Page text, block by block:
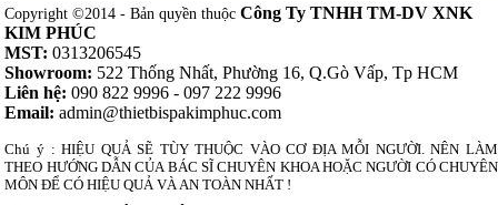
Copyright ©2014 - Bản quyền thuộcCông Ty TNHH TM-DV XNK
KIM PHÚC
MST: 0313206545
Showroom: 522 Thống Nhất, Phường 16, Q.Gò Vấp, Tp HCM
Liên hệ: 090 822 9996 - 097 222 9996
Email: admin@thietbispakimphuc.com
Chú ý : HIỆU QUẢ SẼ TÙY THUỘC VÀO CƠ ĐỊA MỖI NGƯỜI. NÊN LÀM
THEO HƯỚNG DẪN CỦA BÁC SĨ CHUYÊN KHOA HOẶC NGƯỜI CÓ CHUYÊN
MÔN ĐỂ CÓ HIỆU QUẢ VÀ AN TOÀN NHẤT !